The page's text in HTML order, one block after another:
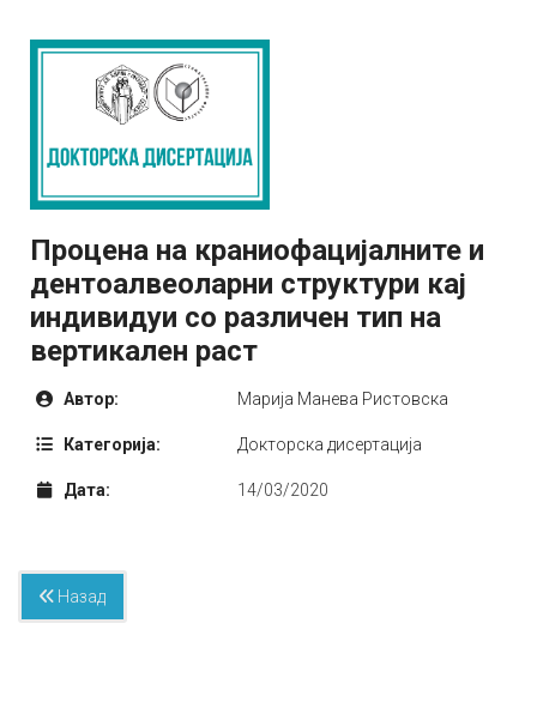
Процена на краниофацијалните и
дентоалвеоларни структури кај
индивидуи со различен тип на
вертикален раст
Автор: Марија Манева Ристовска
Категорија: Докторска дисертација
Дата: 14/03/2020
Назад